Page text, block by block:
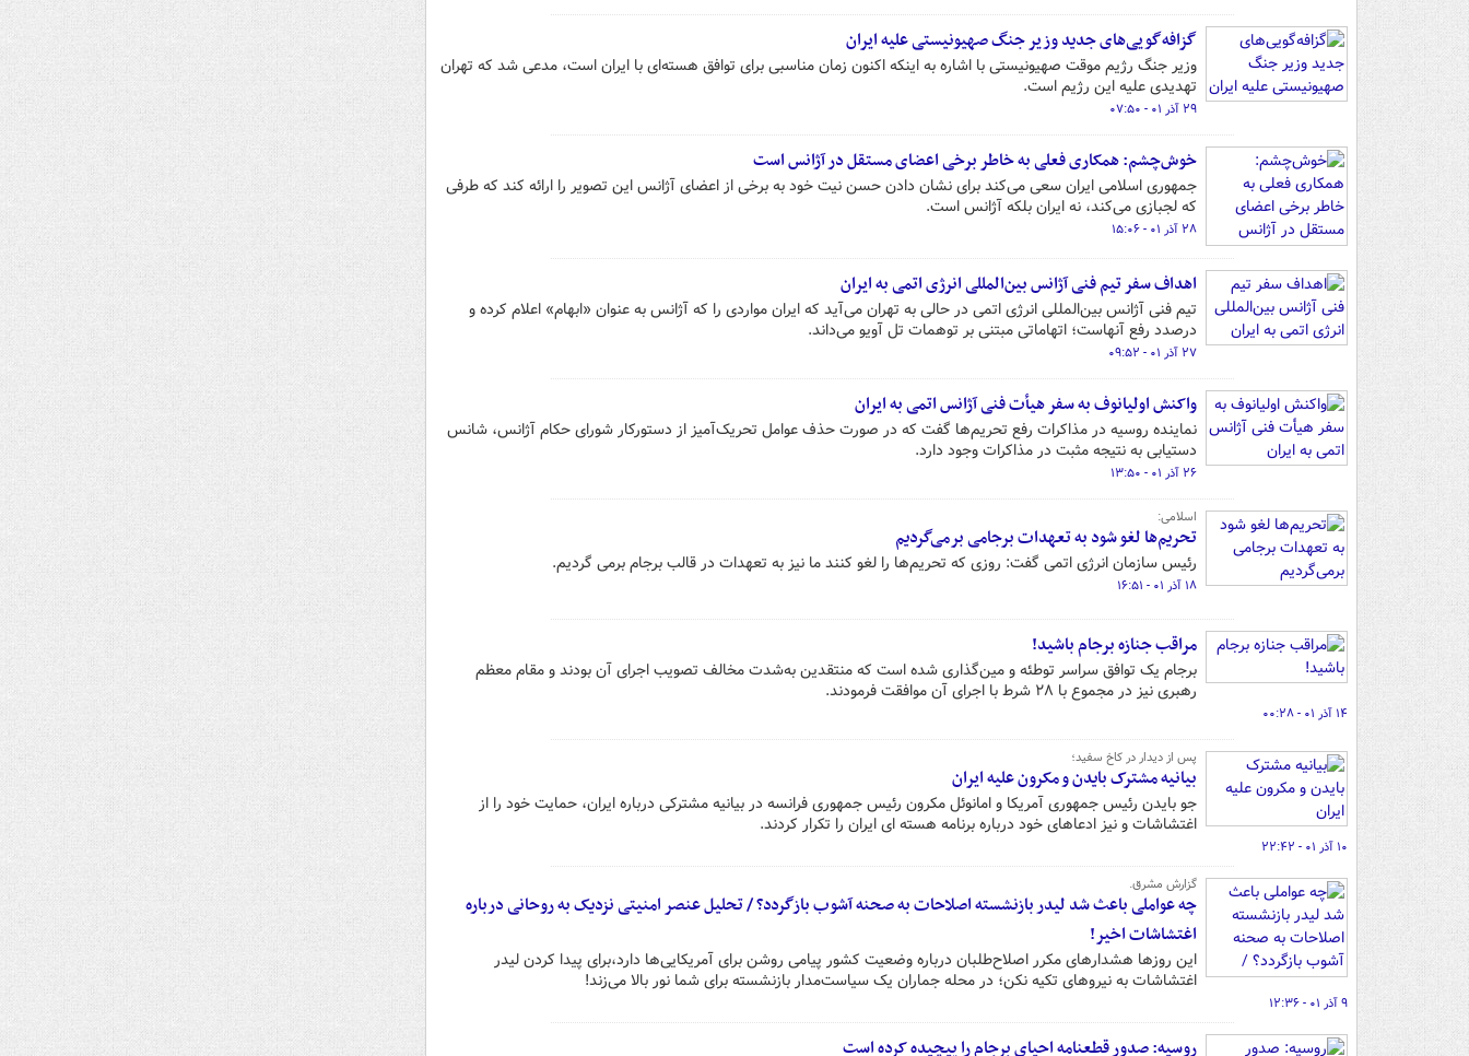
گزافه‌گویی‌های جدید وزیر جنگ صهیونیستی علیه ایران
وزیر جنگ رژیم موقت صهیونیستی با اشاره به اینکه اکنون زمان مناسبی برای توافق هسته‌ای با ایران است، مدعی شد که تهران
تهدیدی علیه این رژیم است.
۲۹ آذر ۰۱ - ۰۷:۵۰
خوش‌چشم: همکاری فعلی به خاطر برخی اعضای مستقل در آژانس است
جمهوری اسلامی ایران سعی می‌کند برای نشان دادن حسن نیت خود به برخی از اعضای آژانس این تصویر را ارائه کند که طرفی
که لجبازی می‌کند، نه ایران بلکه آژانس است.
۲۸ آذر ۰۱ - ۱۵:۰۶
اهداف سفر تیم فنی آژانس بین‌المللی انرژی اتمی به ایران
تیم فنی آژانس بین‌المللی انرژی اتمی در حالی به تهران می‌آید که ایران مواردی را که آژانس به عنوان «ابهام» اعلام کرده و
درصدد رفع آنهاست؛ اتهاماتی مبتنی بر توهمات تل آویو می‌داند.
۲۷ آذر ۰۱ - ۰۹:۵۲
واکنش اولیانوف به سفر هیأت فنی آژانس اتمی به ایران
نماینده روسیه در مذاکرات رفع تحریم‌ها گفت که در صورت حذف عوامل تحریک‌آمیز از دستورکار شورای حکام آژانس، شانس
دستیابی به نتیجه مثبت در مذاکرات وجود دارد.
۲۶ آذر ۰۱ - ۱۳:۵۰
اسلامی:
تحریم‌ها لغو شود به تعهدات برجامی برمی‌گردیم
رئیس سازمان انرژی اتمی گفت: روزی که تحریم‌ها را لغو کنند ما نیز به تعهدات در قالب برجام برمی گردیم.
۱۸ آذر ۰۱ - ۱۶:۵۱
مراقب جنازه برجام باشید!
برجام یک توافق سراسر توطئه و مین‌گذاری شده است که منتقدین به‌شدت مخالف تصویب اجرای آن بودند و مقام معظم
رهبری نیز در مجموع با ۲۸ شرط با اجرای آن موافقت فرمودند.
۱۴ آذر ۰۱ - ۰۰:۲۸
پس از دیدار در کاخ سفید؛
بیانیه مشترک بایدن و مکرون علیه ایران
جو بایدن رئیس جمهوری آمریکا و امانوئل مکرون رئیس جمهوری فرانسه در بیانیه مشترکی درباره ایران، حمایت خود را از
اغتشاشات و نیز ادعاهای خود درباره برنامه هسته ای ایران را تکرار کردند.
۱۰ آذر ۰۱ - ۲۲:۴۲
گزارش مشرق.
چه عواملی باعث شد لیدر بازنشسته اصلاحات به صحنه آشوب بازگردد؟ / تحلیل عنصر امنیتی نزدیک به روحانی درباره
اغتشاشات اخیر!
این روزها هشدارهای مکرر اصلاح‌طلبان درباره وضعیت کشور پیامی روشن برای آمریکایی‌ها دارد،برای پیدا کردن لیدر
اغتشاشات به نیروهای تکیه نکن؛ در محله جماران یک سیاست‌مدار بازنشسته برای شما نور بالا می‌زند!
۹ آذر ۰۱ - ۱۲:۳۶
روسیه: صدور قطعنامه احیای برجام را پیچیده کرده است